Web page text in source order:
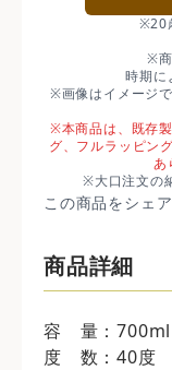
※20
※
時期に
※画像はイメージ
※本商品は、既存
グ、フルラッピン
あ
※大口注文の
この商品をシェ
商品詳細
容 量：700ml
度 数：40度